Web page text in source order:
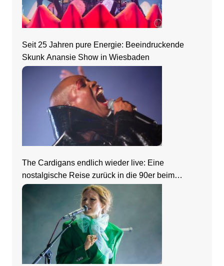
Seit 25 Jahren pure Energie: Beeindruckende
Skunk Anansie Show in Wiesbaden
The Cardigans endlich wieder live: Eine
nostalgische Reise zurück in die 90er beim
Zeltfestival Rhein-Neckar